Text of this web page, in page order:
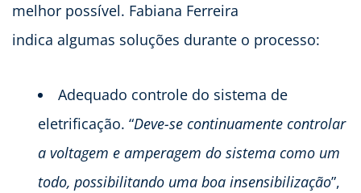
melhor possível. Fabiana Ferreira
indica algumas soluções durante o processo:
Adequado controle do sistema de
eletrificação. “Deve-se continuamente controlar
a voltagem e amperagem do sistema como um
todo, possibilitando uma boa insensibilização”,